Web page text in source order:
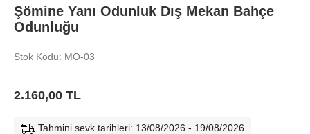
Şömine Yanı Odunluk Dış Mekan Bahçe
Odunluğu
Stok Kodu: MO-03
2.160,00 TL
Tahmini sevk tarihleri: 13/08/2026 - 19/08/2026